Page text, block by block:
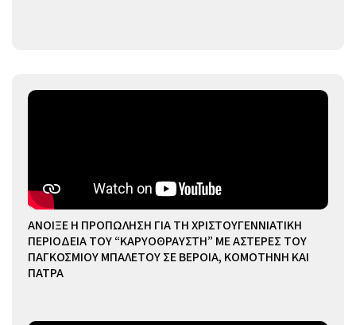
ΑΝΟΙΞΕ Η ΠΡΟΠΩΛΗΣΗ ΓΙΑ ΤΗ ΧΡΙΣΤΟΥΓΕΝΝΙΑΤΙΚΗ
ΠΕΡΙΟΔΕΙΑ ΤΟΥ “ΚΑΡΥΟΘΡΑΥΣΤΗ” ΜΕ ΑΣΤΕΡΕΣ ΤΟΥ
ΠΑΓΚΟΣΜΙΟΥ ΜΠΑΛΕΤΟΥ ΣΕ ΒΕΡΟΙΑ, ΚΟΜΟΤΗΝΗ ΚΑΙ
ΠΑΤΡΑ